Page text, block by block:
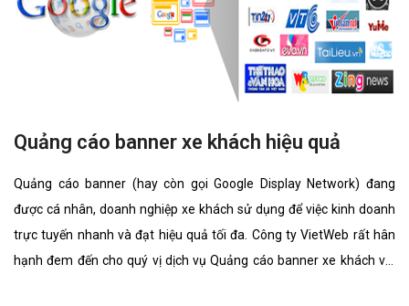
Quảng cáo banner xe khách hiệu quả
Quảng cáo banner (hay còn gọi Google Display Network) đang
được cá nhân, doanh nghiệp xe khách sử dụng để việc kinh doanh
trực tuyến nhanh và đạt hiệu quả tối đa. Công ty VietWeb rất hân
hạnh đem đến cho quý vị dịch vụ Quảng cáo banner xe khách với